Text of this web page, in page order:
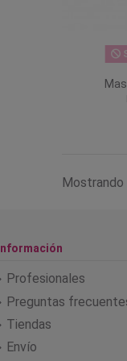
Información
Profesionales
Preguntas
Tiendas
Envío